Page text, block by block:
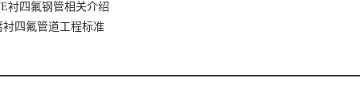
衬四氟钢管相关介绍
四氟管道工程标准